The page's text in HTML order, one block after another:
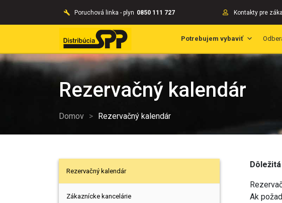
Poruchová linka - plyn 0850 111 727 Kontakty pre
Potrebujem vybaviť
Rezervačný kalendár
Domov > Rezervačný kalendár
Rezervačný kalendár
Zákaznícke kancelárie
Ak